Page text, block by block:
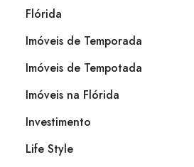
Flórida
Imóveis de Temporada
Imóveis de Tempotada
Imóveis na Flórida
Investimento
Life Style